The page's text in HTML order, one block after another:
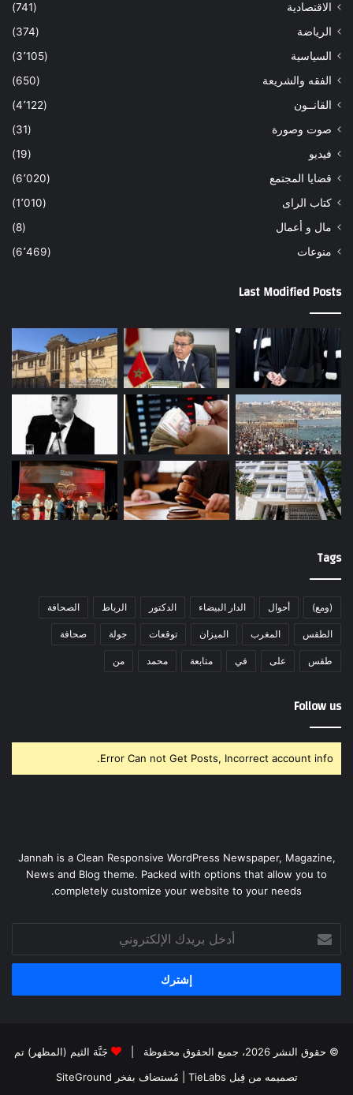
الاقتصادية
(741)
الرياضة
(374)
السياسية
(3٬105)
الفقه والشريعة
(650)
القانــون
(4٬122)
صوت وصورة
(31)
فيديو
(19)
قضايا المجتمع
(6٬020)
كتاب الراى
(1٬010)
مال و أعمال
(8)
منوعات
(6٬469)
Last Modified Posts
Tags
(ومع) أحوال الدار البيضاء الدكتور الرباط الصحافة
الطقس المغرب الميزان توقعات جولة صحافة
طقس على في متابعة محمد من
Follow us
Error Can not Get Posts, Incorrect account info.
Jannah is a Clean Responsive WordPress Newspaper, Magazine,
News and Blog theme. Packed with options that allow you to
completely customize your website to your needs.
بريدك
الإلكتروني
© حقوق النشر 2026، جميع الحقوق محفوظة |
جَنَّة الثيم (المظهر) تم
تصميمه من قِبل TieLabs
| مُستضاف بفخر SiteGround